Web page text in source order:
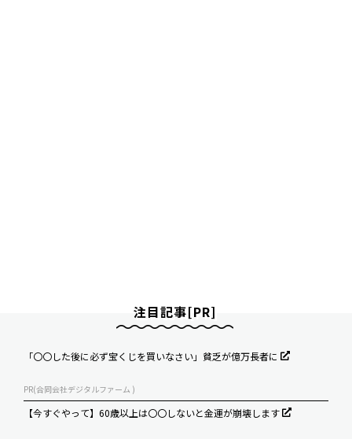
注目記事[PR]
「〇〇した後に必ず宝くじを買いなさい」貧乏が億万長者に
PR(合同会社デジタルファーム )
【今すぐやって】60歳以上は〇〇しないと金運が崩壊します